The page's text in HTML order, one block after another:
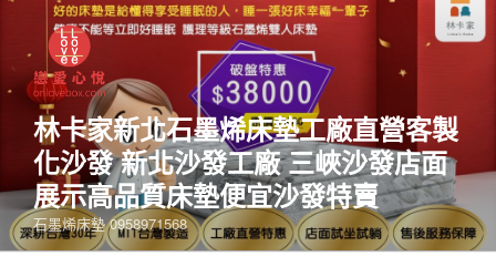
林卡家新北石墨烯床墊工廠直營客製
化沙發 新北沙發工廠 三峽沙發店面
展示高品質床墊便宜沙發特賣
石墨烯床墊 0958971568